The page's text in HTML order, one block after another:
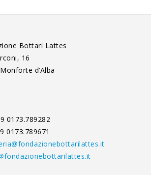
Bottari Lattes
16
d’Alba
0173.789282
0173.789671